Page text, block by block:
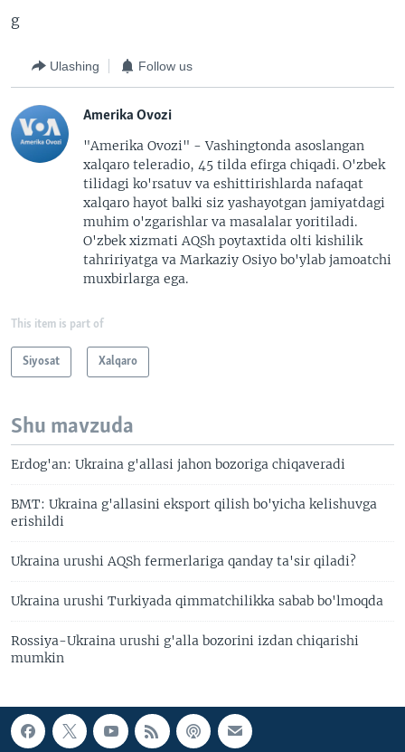
g
Ulashing Follow us
Amerika Ovozi
"Amerika Ovozi" - Vashingtonda asoslangan
xalqaro teleradio, 45 tilda efirga chiqadi. O'zbek
tilidagi ko'rsatuv va eshittirishlarda nafaqat
xalqaro hayot balki siz yashayotgan jamiyatdagi
muhim o'zgarishlar va masalalar yoritiladi.
O'zbek xizmati AQSh poytaxtida olti kishilik
tahririyatga va Markaziy Osiyo bo'ylab jamoatchi
muxbirlarga ega.
This item is part of
Siyosat Xalqaro
Shu mavzuda
Erdog'an: Ukraina g'allasi jahon bozoriga chiqaveradi
BMT: Ukraina g'allasini eksport qilish bo'yicha kelishuvga
erishildi
Ukraina urushi AQSh fermerlariga qanday ta'sir qiladi?
Ukraina urushi Turkiyada qimmatchilikka sabab bo'lmoqda
Rossiya-Ukraina urushi g'alla bozorini izdan chiqarishi
mumkin